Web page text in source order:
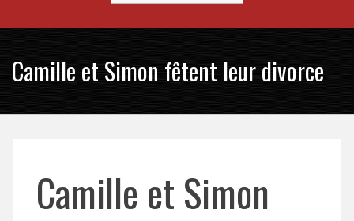
Camille et Simon fêtent leur divorce
Camille et Simon